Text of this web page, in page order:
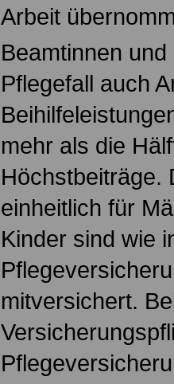
Arbeit
Beamtinnen
Pflegefall auch
mehr als die
Höchstbeiträge.
einheitlich für
Kinder sind wie
mitversichert.